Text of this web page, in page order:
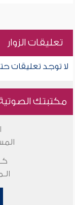
تعليقات الزوار
لا توجد تعليقات
مكتبتك